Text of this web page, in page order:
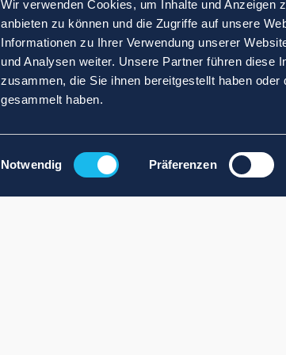
Wir verwenden Cookies, um Inhalte und Anzeigen
anbieten zu können und die Zugriffe auf unsere
Informationen zu Ihrer Verwendung unserer
und Analysen weiter. Unsere Partner führen diese
zusammen, die Sie ihnen bereitgestellt haben
gesammelt haben.
Einwilligungsauswahl
Notwendig Präferenzen